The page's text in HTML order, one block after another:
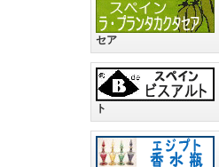
セア
ト